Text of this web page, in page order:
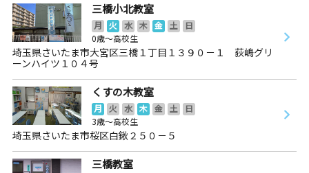
三橋小北教室
月 火 水 木 金 土
日
0歳～高校生
埼玉県さいたま市大宮区三橋１丁目１３９０－１ 荻嶋グリ
ーンハイツ１０４号
くすの木教室
月 火 水 木 金 土
日
3歳～高校生
埼玉県さいたま市桜区白鍬２５０－５
三橋教室